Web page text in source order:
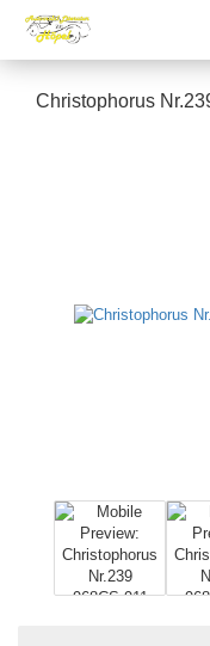
Christophorus